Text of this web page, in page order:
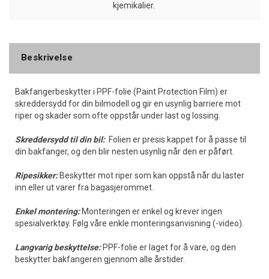
kjemikalier.
Beskrivelse
Bakfangerbeskytter i PPF-folie (Paint Protection Film) er
skreddersydd for din bilmodell og gir en usynlig barriere mot
riper og skader som ofte oppstår under last og lossing.
Skreddersydd til din bil: Folien er presis kappet for å passe til
din bakfanger, og den blir nesten usynlig når den er påført.
Ripesikker:Beskytter mot riper som kan oppstå når du laster
inn eller ut varer fra bagasjerommet.
Enkel montering:Monteringen er enkel og krever ingen
spesialverktøy. Følg våre enkle monteringsanvisning (-video).
Langvarig beskyttelse:PPF-folie er laget for å vare, og den
beskytter bakfangeren gjennom alle årstider.